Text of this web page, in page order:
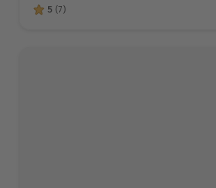
5 von 5 Sternen basierend auf 7
5 (7)